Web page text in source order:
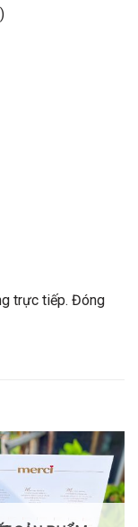
trực tiếp. Đóng